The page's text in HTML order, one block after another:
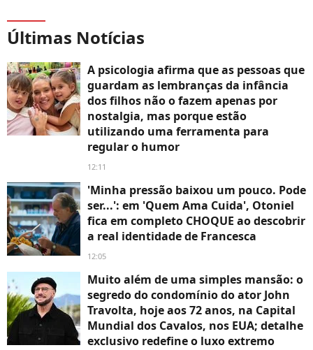
Últimas Notícias
A psicologia afirma que as pessoas que
guardam as lembranças da infância
dos filhos não o fazem apenas por
nostalgia, mas porque estão
utilizando uma ferramenta para
regular o humor
12:11
'Minha pressão baixou um pouco. Pode
ser...': em 'Quem Ama Cuida', Otoniel
fica em completo CHOQUE ao descobrir
a real identidade de Francesca
12:05
Muito além de uma simples mansão: o
segredo do condomínio do ator John
Travolta, hoje aos 72 anos, na Capital
Mundial dos Cavalos, nos EUA; detalhe
exclusivo redefine o luxo extremo